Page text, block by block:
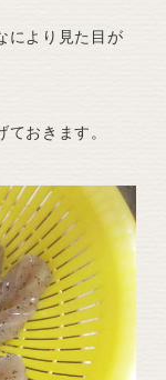
により見た目が
おきます。